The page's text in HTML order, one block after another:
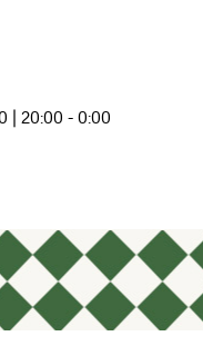
| 20:00 - 0:00